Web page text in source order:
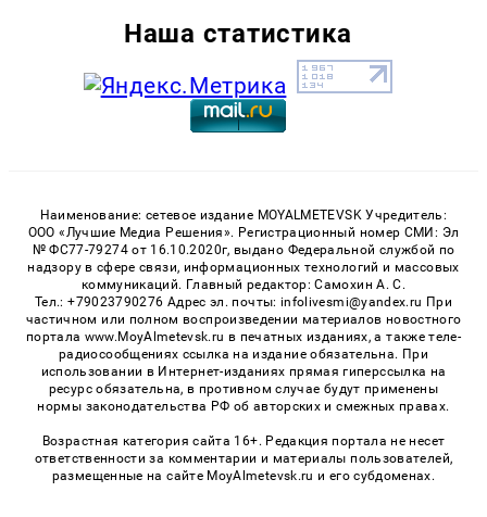
Наша статистика
Наименование: сетевое издание MOYALMETEVSK Учредитель:
ООО «Лучшие Медиа Решения». Регистрационный номер СМИ: Эл
№ ФС77-79274 от 16.10.2020г, выдано Федеральной службой по
надзору в сфере связи, информационных технологий и массовых
коммуникаций. Главный редактор: Самохин А. С.
Тел.: +79023790276 Адрес эл. почты: infolivesmi@yandex.ru При
частичном или полном воспроизведении материалов новостного
портала www.MoyAlmetevsk.ru в печатных изданиях, а также теле-
радиосообщениях ссылка на издание обязательна. При
использовании в Интернет-изданиях прямая гиперссылка на
ресурс обязательна, в противном случае будут применены
нормы законодательства РФ об авторских и смежных правах.
Возрастная категория сайта 16+. Редакция портала не несет
ответственности за комментарии и материалы пользователей,
размещенные на сайте MoyAlmetevsk.ru и его субдоменах.